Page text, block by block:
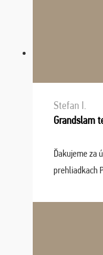
Stefan I.
Grandslam
Ďakujeme za
prehliadkach
spomínať a